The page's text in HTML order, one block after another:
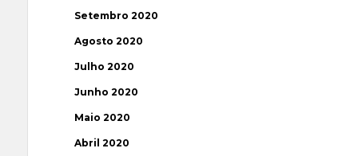
Setembro 2020
Agosto 2020
Julho 2020
Junho 2020
Maio 2020
Abril 2020